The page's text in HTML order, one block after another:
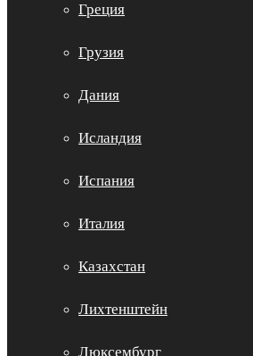
Греция
Грузия
Дания
Исландия
Испания
Италия
Казахстан
Лихтенштейн
Люксембург